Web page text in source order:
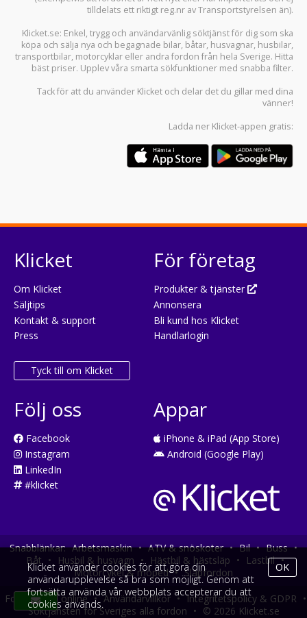
tilldelats ett riktigt reg.nr av Transportstyrelsen än).
Klicket.se: Enkel, trygg och användarvänlig söktjänst för dig som ska
köpa och sälja nya och begagnade bilar, båtar, husvagnar, husbilar,
transportbilar, motorcyklar eller andra fordon från hela Sverige. Hitta
bäst priser. Upplev våra smarta sökfunktioner med snabba filter.
Tack för att du använder Klicket och delar det du gillar med dina
vänner!
Ladda ner Klicket-appen gratis:
Klicket
Om Klicket
Säljtips
Kontakt & support
Press
Tyck till om Klicket
För företag
Produkter & tjänster
Annonsera
Bli kund hos Klicket
Handlarlogin
Följ oss
Facebook
Instagram
LinkedIn
#klicket
Appar
iPhone & iPad (App Store)
Android (Google Play)
Snabblänkar: Arbetsmaskin • ATV & snöskoter • Bil • Buss •
Båt • Husbil & husvagn • Hästbil & hästsläp • Lastbil •
Motorcykel & moped • Släpfordon
Fordonsköp online • Användarvillkor • Integritetspolicy & GDPR •
Söktjänsten för Sveriges alla fordon • © 2026 Klicket.se
Klicket använder cookies för att göra din
användarupplevelse så bra som möjligt. Genom att
fortsätta använda vår webbplats accepterar du att
cookies används.
OK